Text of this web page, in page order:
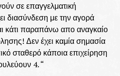
σε επαγγελματική
διασύνδεση με την αγορά
κάτι παραπάνω απο αναγκαίο
Δεν έχει καμία σημασία
σταθερό κάποια επιχείρηση
4. “